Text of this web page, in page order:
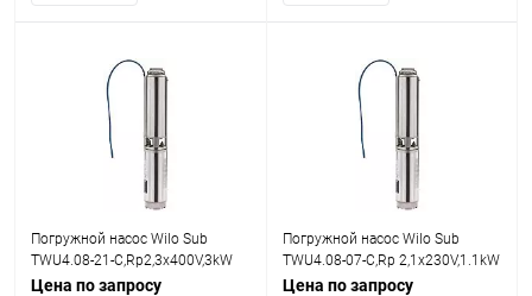
Погружной насос Wilo Sub
TWU4.08-21-C,Rp2,3x400V,3kW
Цена по запросу
Погружной насос Wilo Sub
TWU4.08-07-C,Rp 2,1x230V,1.1kW
Цена по запросу